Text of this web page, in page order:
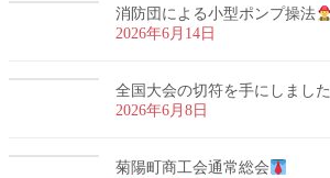
消防団による小型ポンプ操法
2026年6月14日
全国大会の切符を手にしました
2026年6月8日
菊陽町商工会通常総会